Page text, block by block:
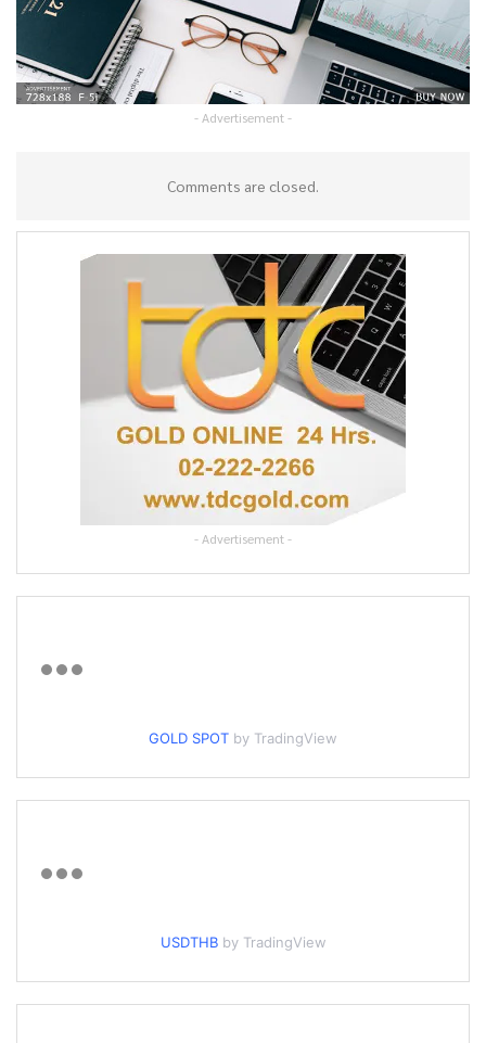
- Advertisement -
Comments are closed.
- Advertisement -
GOLD SPOT by TradingView
USDTHB by TradingView